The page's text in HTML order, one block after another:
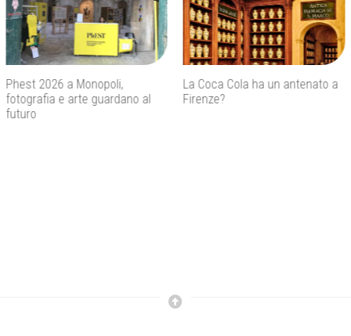
La Coca Cola ha un antenato a
Firenze?
Agenti IA e sicurezza, quando
l’autonomia diventa un rischio